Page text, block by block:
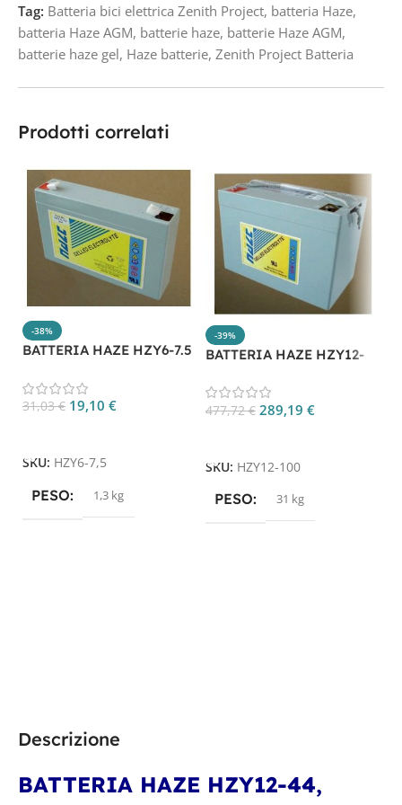
Descrizione
BATTERIA HAZE HZY12-44,
Tag: Batteria bici elettrica Zenith Project, batteria Haze,
batteria Haze AGM, batterie haze, batterie Haze AGM,
batterie haze gel, Haze batterie, Zenith Project Batteria
Prodotti correlati
-38%
BATTERIA HAZE HZY6-7.5
31,03€ 19,10 €
SKU: HZY6-7,5
PESO 1,3 kg
-39%
BATTERIA HAZE HZY12-
477,72€ 289,19 €
SKU: HZY12-100
PESO 31 kg